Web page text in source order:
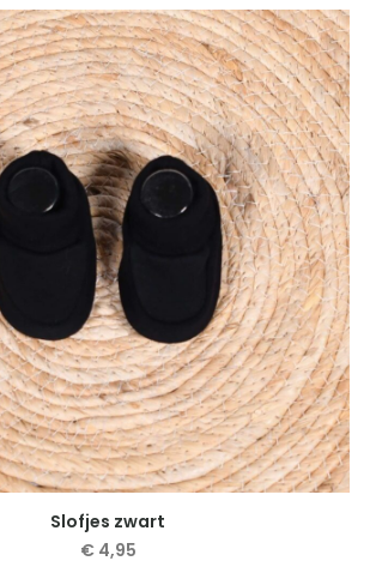
Slofjes zwart
€4,95